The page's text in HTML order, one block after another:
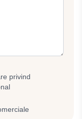
privind